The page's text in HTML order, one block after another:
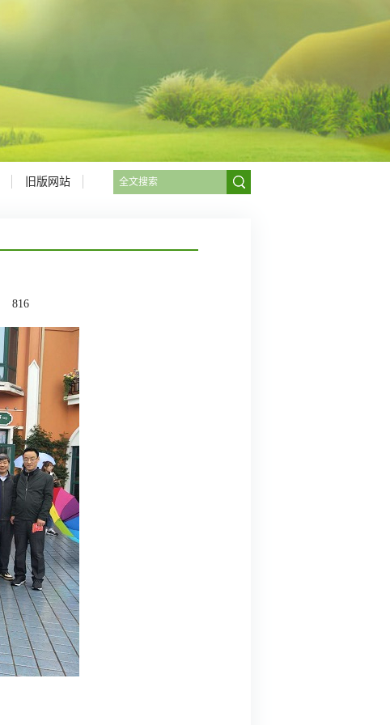
旧版网站
816